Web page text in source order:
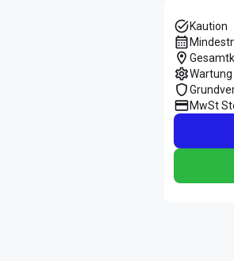
Kaution
MwSt